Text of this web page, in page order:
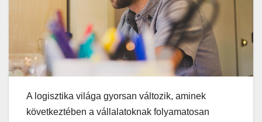
A logisztika világa gyorsan változik, aminek
következtében a vállalatoknak folyamatosan